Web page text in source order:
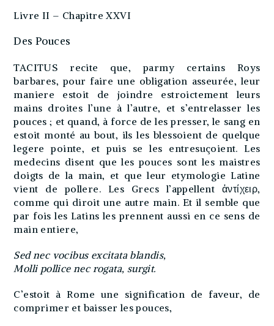
Livre II – Chapitre XXVI
Des Pouces
TACITUS recite que, parmy certains Roys
barbares, pour faire une obligation asseurée, leur
maniere estoit de joindre estroictement leurs
mains droites l’une à l’autre, et s’entrelasser les
pouces ; et quand, à force de les presser, le sang en
estoit monté au bout, ils les blessoient de quelque
legere pointe, et puis se les entresuçoient. Les
medecins disent que les pouces sont les maistres
doigts de la main, et que leur etymologie Latine
vient de pollere. Les Grecs l’appellent ἀντίχειρ,
comme qui diroit une autre main. Et il semble que
par fois les Latins les prennent aussi en ce sens de
main entiere,
Sed nec vocibus excitata blandis,
Molli pollice nec rogata, surgit.
C’estoit à Rome une signification de faveur, de
comprimer et baisser les pouces,